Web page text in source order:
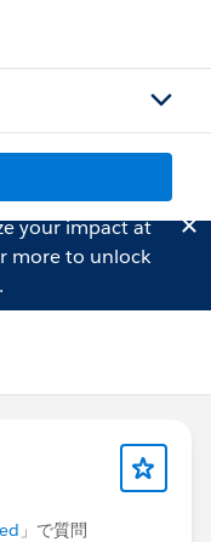
your impact at
more to unlock
」で質問